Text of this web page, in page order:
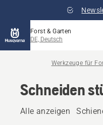
Forst & Garten
DE, Deutsch
Werkzeuge für
Schneiden
Alle anzeigen